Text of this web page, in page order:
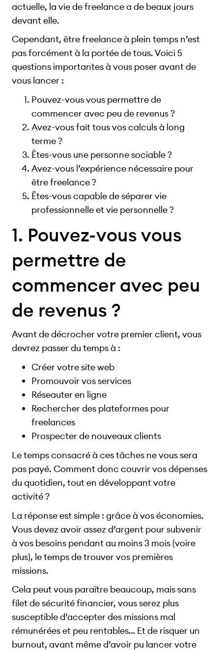
actuelle, la vie de freelance a de beaux jours
devant elle.
Cependant, être freelance à plein temps n’est
pas forcément à la portée de tous. Voici 5
questions importantes à vous poser avant de
vous lancer :
Pouvez-vous vous permettre de
commencer avec peu de revenus ?
Avez-vous fait tous vos calculs à long
terme ?
Êtes-vous une personne sociable ?
Avez-vous l’expérience nécessaire pour
être freelance ?
Êtes-vous capable de séparer vie
professionnelle et vie personnelle ?
1. Pouvez-vous vous
permettre de
commencer avec peu
de revenus ?
Avant de décrocher votre premier client, vous
devrez passer du temps à :
Créer votre site web
Promouvoir vos services
Réseauter en ligne
Rechercher des plateformes pour
freelances
Prospecter de nouveaux clients
Le temps consacré à ces tâches ne vous sera
pas payé. Comment donc couvrir vos dépenses
du quotidien, tout en développant votre
activité ?
La réponse est simple : grâce à vos économies.
Vous devez avoir assez d’argent pour subvenir
à vos besoins pendant au moins 3 mois (voire
plus), le temps de trouver vos premières
missions.
Cela peut vous paraître beaucoup, mais sans
filet de sécurité financier, vous serez plus
susceptible d’accepter des missions mal
rémunérées et peu rentables… Et de risquer un
burnout, avant même d’avoir pu lancer votre